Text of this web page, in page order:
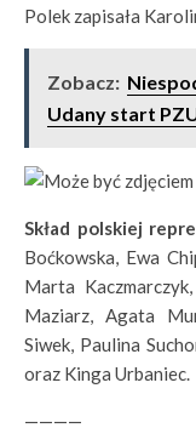
Polek zapisała
Zobacz:
Udany start
Skład polskiej
Boćkowska, Ewa
Marta
Maziarz, Agata
Siwek, Paulina
oraz Kinga Urbaniec.
————